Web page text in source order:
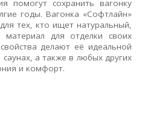
помогут сохранить вагонку
годы.Вагонка «Софтлайн»
тех, кто ищет натуральный,
для отделки своих
делают её идеальной
а также в любых других
и комфорт.